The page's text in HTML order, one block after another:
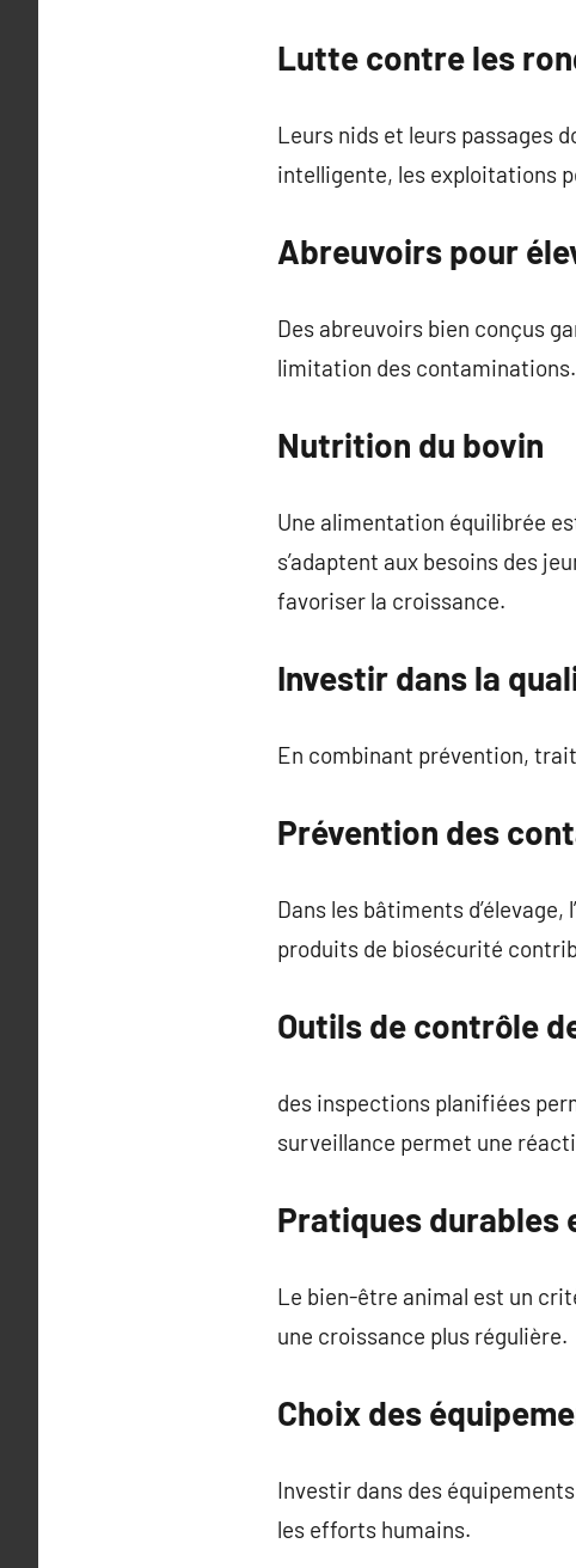
Lutte contre les
Leurs nids et leurs passages
intelligente, les exploitations
Abreuvoirs pour
Des abreuvoirs bien conçus
limitation des contaminations.
Nutrition du bovin
Une alimentation équilibrée
s’adaptent aux besoins des
favoriser la croissance.
Investir dans la
En combinant prévention,
Prévention des
Dans les bâtiments
produits de biosécurité
Outils de contrôle
des inspections planifiées
surveillance permet une
Pratiques durables
Le bien-être animal est un
une croissance plus régulière.
Choix des
Investir dans des
les efforts humains.